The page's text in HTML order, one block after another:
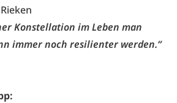
Konstellation im Leben man
immer noch resilienter werden.“